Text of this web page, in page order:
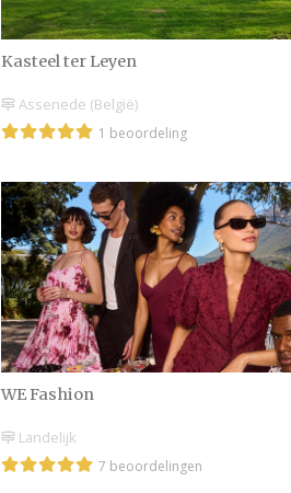
Kasteel ter Leyen
Assenede (België)
1 beoordeling
WE Fashion
Landelijk
7 beoordelingen